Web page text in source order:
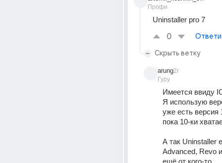
Профи
Uninstaller pro 7
0
Скрыть ветку
arung
Гуру
2г
Имеется ввиду
Я использую
уже есть версия
пока 10-ки
А так Uninstaller
Advanced, Revo
ещё от кого-то.